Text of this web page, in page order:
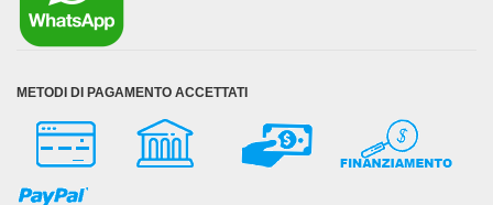
METODI DI PAGAMENTO ACCETTATI